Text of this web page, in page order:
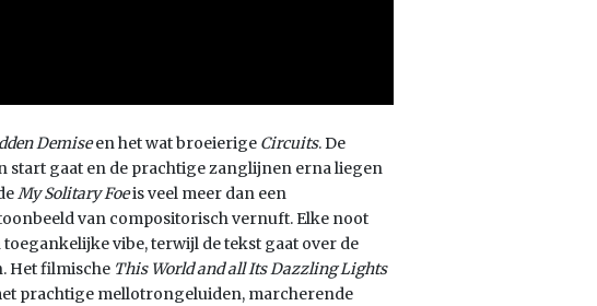
Demiseen het wat broeierige Circuits. De
start gaat en de prachtige zanglijnen erna liegen
My Solitary Foeis veel meer dan een
van compositorisch vernuft. Elke noot
toegankelijke vibe, terwijl de tekst gaat over de
Het filmische This World and all Its Dazzling Lights
prachtige mellotrongeluiden, marcherende